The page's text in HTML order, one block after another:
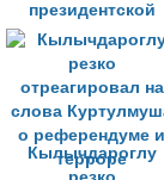
президентской
системы
Кылычдароглу